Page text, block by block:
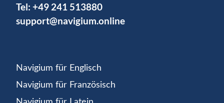
Tel: +49 241 513880
support@navigium.online
Navigium für Englisch
Navigium für Französisch